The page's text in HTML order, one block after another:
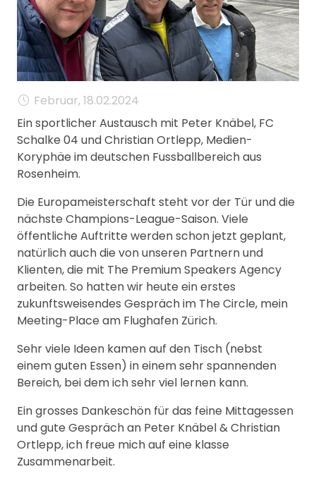
MANAGEMENT
FAQ
Februar, 18.02.2024
Ein sportlicher Austausch mit Peter Knäbel, FC
Schalke 04 und Christian Ortlepp, Medien-
Koryphäe im deutschen Fussballbereich aus
Rosenheim.
Die Europameisterschaft steht vor der Tür und die
nächste Champions-League-Saison. Viele
öffentliche Auftritte werden schon jetzt geplant,
natürlich auch die von unseren Partnern und
Klienten, die mit The Premium Speakers Agency
arbeiten. So hatten wir heute ein erstes
zukunftsweisendes Gespräch im The Circle, mein
Meeting-Place am Flughafen Zürich.
Sehr viele Ideen kamen auf den Tisch (nebst
einem guten Essen) in einem sehr spannenden
Bereich, bei dem ich sehr viel lernen kann.
Ein grosses Dankeschön für das feine Mittagessen
und gute Gespräch an Peter Knäbel & Christian
Ortlepp, ich freue mich auf eine klasse
Zusammenarbeit.